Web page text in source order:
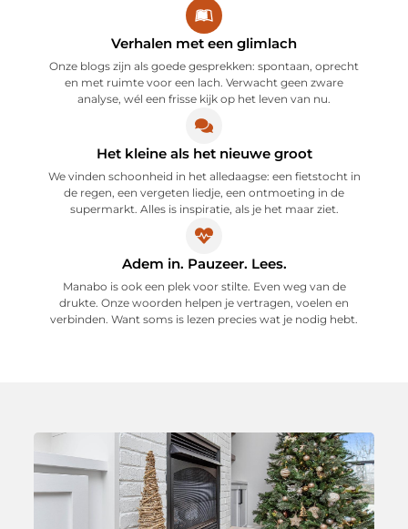
Verhalen met een glimlach
Onze blogs zijn als goede gesprekken: spontaan, oprecht
en met ruimte voor een lach. Verwacht geen zware
analyse, wél een frisse kijk op het leven van nu.
Het kleine als het nieuwe groot
We vinden schoonheid in het alledaagse: een fietstocht in
de regen, een vergeten liedje, een ontmoeting in de
supermarkt. Alles is inspiratie, als je het maar ziet.
Adem in. Pauzeer. Lees.
Manabo is ook een plek voor stilte. Even weg van de
drukte. Onze woorden helpen je vertragen, voelen en
verbinden. Want soms is lezen precies wat je nodig hebt.